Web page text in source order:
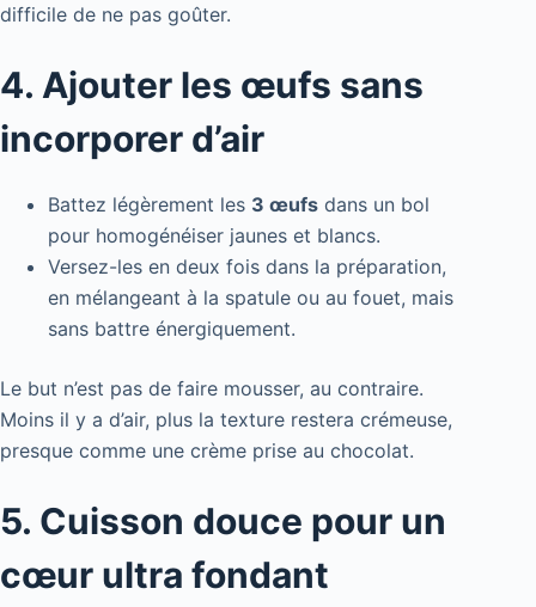
difficile de ne pas goûter.
4. Ajouter les œufs sans
incorporer d’air
Battez légèrement les 3 œufs dans un bol
pour homogénéiser jaunes et blancs.
Versez-les en deux fois dans la préparation,
en mélangeant à la spatule ou au fouet, mais
sans battre énergiquement.
Le but n’est pas de faire mousser, au contraire.
Moins il y a d’air, plus la texture restera crémeuse,
presque comme une crème prise au chocolat.
5. Cuisson douce pour un
cœur ultra fondant